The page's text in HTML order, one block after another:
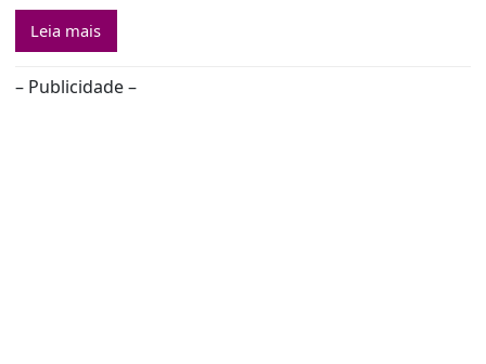
Leia mais
– Publicidade –